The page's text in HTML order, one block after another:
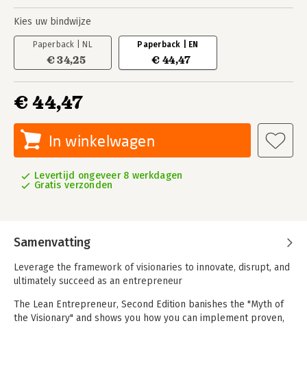
Kies uw bindwijze
Paperback | NL
€ 34,25
Paperback | EN
€ 44,47
€ 44,47
In winkelwagen
Levertijd ongeveer 8 werkdagen
Gratis verzonden
Samenvatting
Leverage the framework of visionaries to innovate, disrupt, and
ultimately succeed as an entrepreneur
The Lean Entrepreneur, Second Edition banishes the "Myth of
the Visionary" and shows you how you can implement proven,